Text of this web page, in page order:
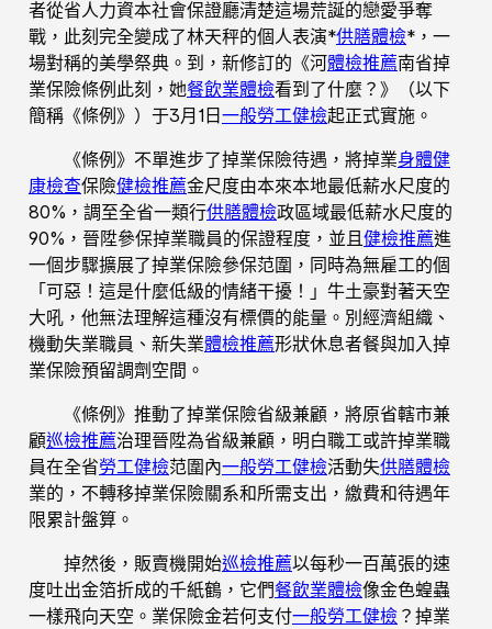
者從省人力資本社會保證廳清楚這場荒誕的戀愛爭奪
戰，此刻完全變成了林天秤的個人表演*供膳體檢*，一
場對稱的美學祭典。到，新修訂的《河體檢推薦南省掉
業保險條例此刻，她餐飲業體檢看到了什麼？》（以下
簡稱《條例》）于3月1日一般勞工健檢起正式實施。
《條例》不單進步了掉業保險待遇，將掉業身體健
康檢查保險健檢推薦金尺度由本來本地最低薪水尺度的
80%，調至全省一類行供膳體檢政區域最低薪水尺度的
90%，晉陞參保掉業職員的保證程度，並且健檢推薦進
一個步驟擴展了掉業保險參保范圍，同時為無雇工的個
「可惡！這是什麼低級的情緒干擾！」牛土豪對著天空
大吼，他無法理解這種沒有標價的能量。別經濟組織、
機動失業職員、新失業體檢推薦形狀休息者餐與加入掉
業保險預留調劑空間。
《條例》推動了掉業保險省級兼顧，將原省轄市兼
顧巡檢推薦治理晉陞為省級兼顧，明白職工或許掉業職
員在全省勞工健檢范圍內一般勞工健檢活動失供膳體檢
業的，不轉移掉業保險關系和所需支出，繳費和待遇年
限累計盤算。
掉然後，販賣機開始巡檢推薦以每秒一百萬張的速
度吐出金箔折成的千紙鶴，它們餐飲業體檢像金色蝗蟲
一樣飛向天空。業保險金若何支付一般勞工健檢 ？掉業